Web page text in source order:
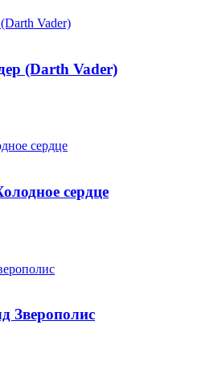
(Darth Vader)
сердце
Зверополис